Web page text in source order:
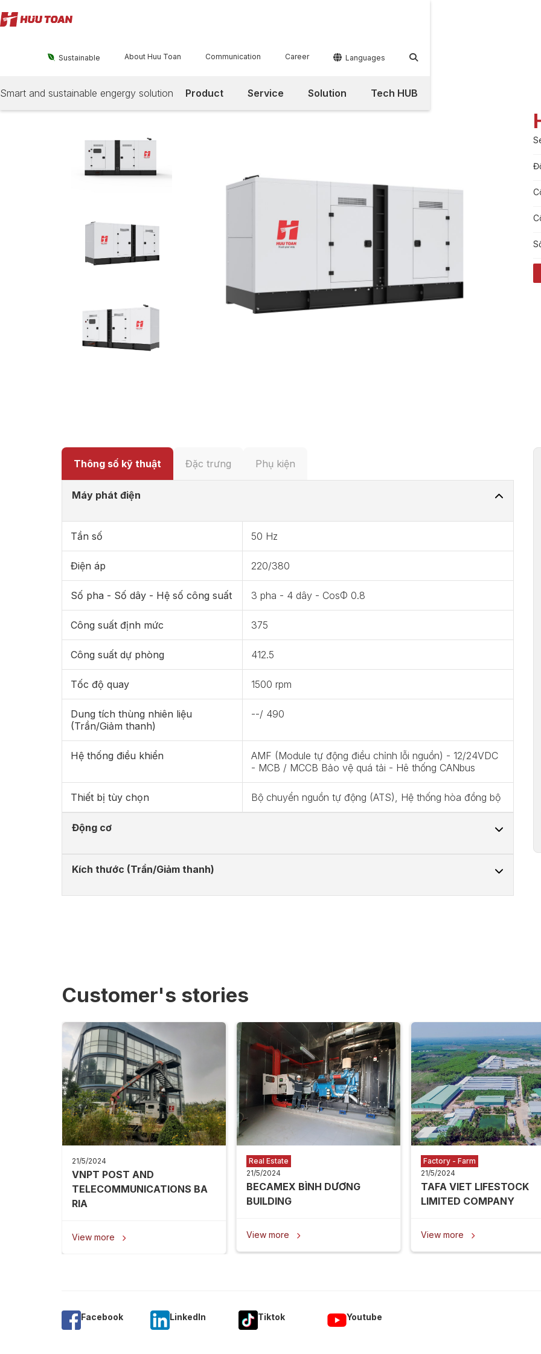
 Sustainable About Huu Toan Communication Career  Languages 
Product Service Solution Tech HUB
Smart and sustainable engergy solution
Thông số kỹ thuật Đặc trưng Phụ kiện
Máy phát điện
Tần số 50 Hz
Điện áp 220/380
Số pha - Số dây - Hệ số công suất 3 pha - 4 dây - CosΦ 0.8
Công suất định mức 375
Công suất dự phòng 412.5
Tốc độ quay 1500 rpm
Dung tích thùng nhiên liệu
(Trần/Giảm thanh)
--/ 490
Hệ thống điều khiển
AMF (Module tự động điều chỉnh lỗi nguồn) - 12/24VDC
- MCB / MCCB Bảo vệ quá tải - Hê thống CANbus
Thiết bị tùy chọn Bộ chuyển nguồn tự động (ATS), Hệ thống hòa đồng bộ
Động cơ
Kích thước (Trần/Giảm thanh)
Customer's stories
21/5/2024
VNPT POST AND
TELECOMMUNICATIONS BA
RIA
View more 
Real Estate
21/5/2024
BECAMEX BÌNH DƯƠNG
BUILDING
View more 
Factory - Farm
21/5/2024
TAFA VIET LIFESTOCK
LIMITED COMPANY
View more 
Facebook Linkedln Tiktok Youtube